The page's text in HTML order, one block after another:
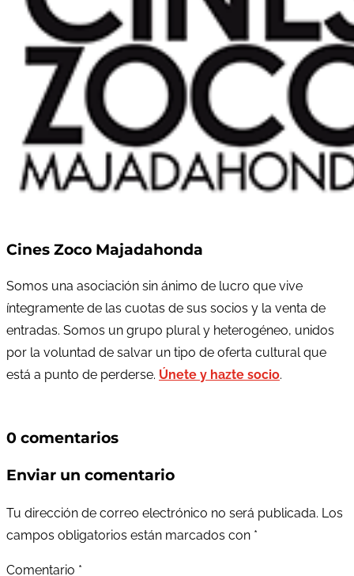
Cines Zoco Majadahonda
Somos una asociación sin ánimo de lucro que vive
íntegramente de las cuotas de sus socios y la venta de
entradas. Somos un grupo plural y heterogéneo, unidos
por la voluntad de salvar un tipo de oferta cultural que
está a punto de perderse. Únete y hazte socio.
0 comentarios
Enviar un comentario
Tu dirección de correo electrónico no será publicada. Los
campos obligatorios están marcados con *
Comentario *